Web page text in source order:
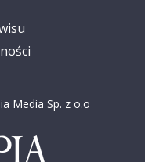
Media Sp. z o.o